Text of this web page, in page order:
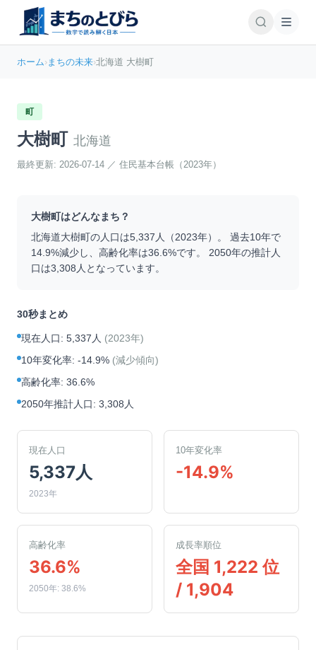
ホーム›まちの未来›北海道 大樹町
町
大樹町 北海道
最終更新: 2026-07-14 ／ 住民基本台帳（2023年）
大樹町はどんなまち？
北海道大樹町の人口は5,337 人（2023年）。 過去10年で
14.9%減少し、高齢化率は36.6%です。 2050年の推計人
口は3,308 人となっています。
30秒まとめ
現在人口: 5,337人 (2023年)
10年変化率: -14.9% (減少傾向)
高齢化率: 36.6%
2050年推計人口: 3,308人
現在人口
5,337人
2023年
10年変化率
-14.9%
高齢化率
36.6%
2050年: 38.6%
成長率順位
全国 1,222 位
/ 1,904